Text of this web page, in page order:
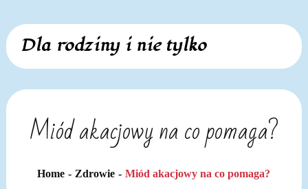
Skip
content
Dla rodziny i nie tylko
Miód akacjowy na co pomaga?
Home Zdrowie Miód akacjowy na co pomaga?